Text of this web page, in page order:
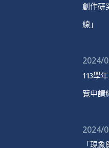
創作研
線」
2024/
113學
覽申請
2024/
「現